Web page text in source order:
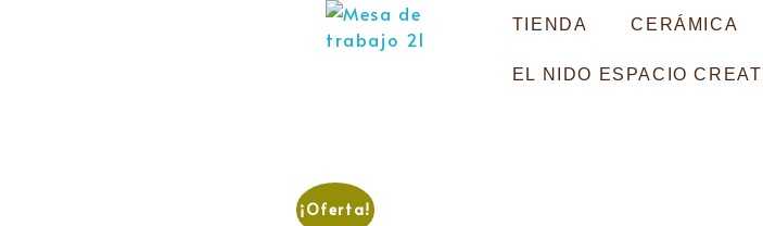
TIENDA CERÁMICA
EL NIDO ESPACIO
¡Oferta!